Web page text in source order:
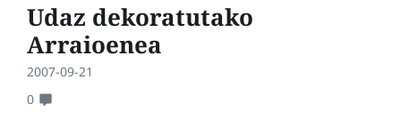
Udaz dekoratutako
Arraioenea
2007-09-21
0